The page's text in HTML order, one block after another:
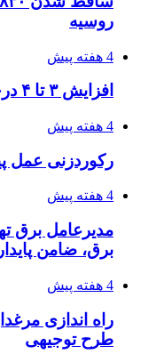
روسیه
4 هفته پیش
افزایش ۳ تا ۴ درجه‌ای دما در ایلام تا اواخر هفته
4 هفته پیش
رکوردزنی عمل
4 هفته پیش
برق، ضامن
4 هفته پیش
راه اندازی
طرح توجیهی